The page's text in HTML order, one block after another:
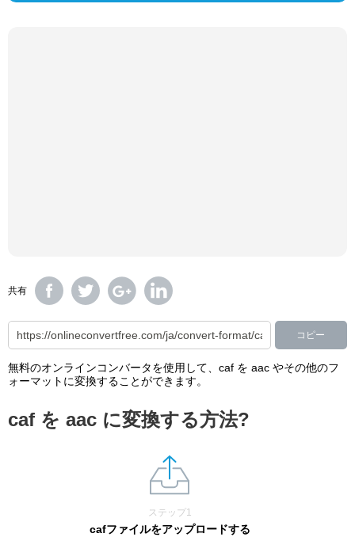
共有
コピー
無料のオンラインコンバータを使用して、caf を aac やその他のフ
ォーマットに変換することができます。
caf を aac に変換する方法?
ステップ1
cafファイルをアップロードする